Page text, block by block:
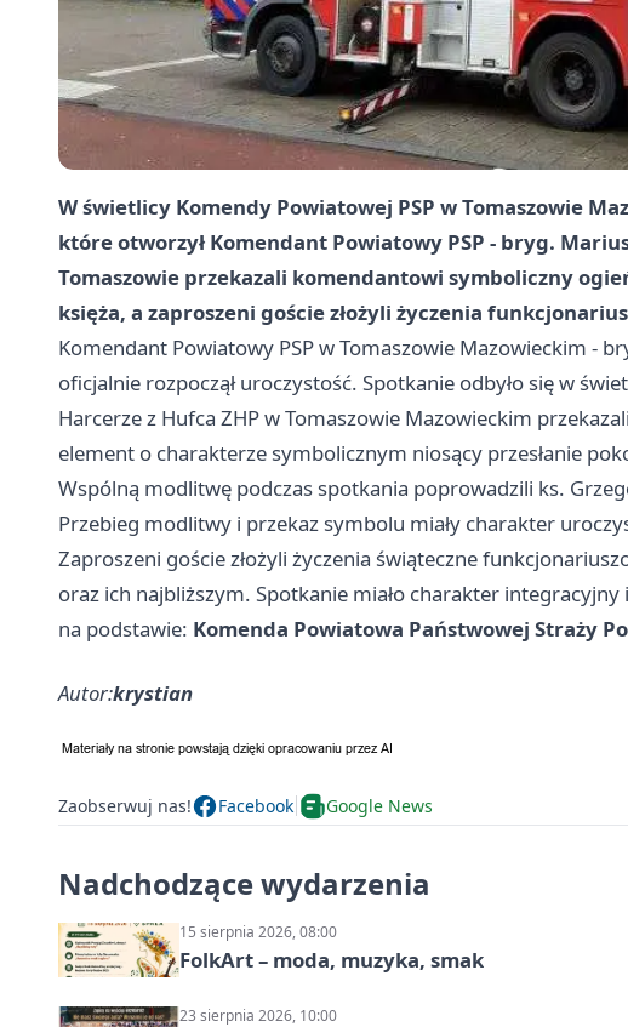
W świetlicy Komendy Powiatowej PSP w Tomaszowie
które otworzył Komendant Powiatowy PSP - bryg.
Tomaszowie przekazali komendantowi symboliczny
księża, a zaproszeni goście złożyli życzenia
Komendant Powiatowy PSP w Tomaszowie Mazowieckim -
oficjalnie rozpoczął uroczystość. Spotkanie odbyło się w
Harcerze z Hufca ZHP w Tomaszowie Mazowieckim
element o charakterze symbolicznym niosący przesłanie
Wspólną modlitwę podczas spotkania poprowadzili ks.
Przebieg modlitwy i przekaz symbolu miały charakter
Zaproszeni goście złożyli życzenia świąteczne
oraz ich najbliższym. Spotkanie miało charakter
na podstawie: Komenda Powiatowa Państwowej Straży
Autor:krystian
Zaobserwuj nas! Facebook Google News
Nadchodzące wydarzenia
15 sierpnia 2026, 08:00
FolkArt – moda, muzyka, smak
23 sierpnia 2026, 10:00